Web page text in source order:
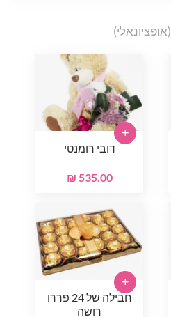
(אופציונאלי)
דובי רומנטי
535.00 ₪
+
חבילה של 24 פררו
רושה
+